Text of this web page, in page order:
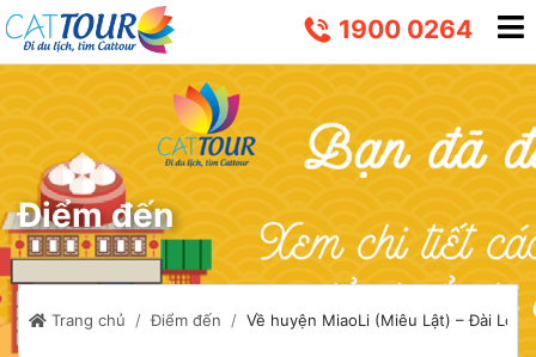
1900 0264
Điểm đến
Trang chủ Điểm đến Về huyện MiaoLi (Miêu Lật) – Đài